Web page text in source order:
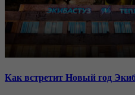
Как встретит Новый год